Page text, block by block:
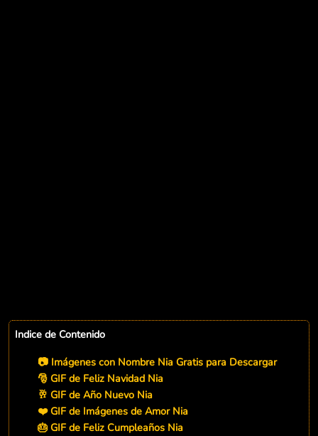
Indice de Contenido
📷 Imágenes con Nombre Nia Gratis para Descargar
🎅 GIF de Feliz Navidad Nia
🥂 GIF de Año Nuevo Nia
❤️ GIF de Imágenes de Amor Nia
🎂 GIF de Feliz Cumpleaños Nia